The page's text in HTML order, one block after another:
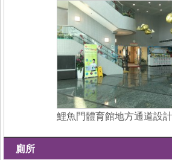
鯉魚門體育館地方通道設
廁所